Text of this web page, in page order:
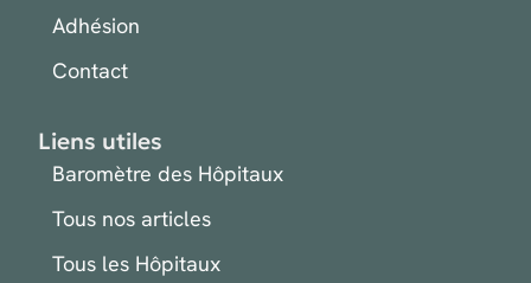
Adhésion
Contact
Liens utiles
Baromètre des Hôpitaux
Tous nos articles
Tous les Hôpitaux